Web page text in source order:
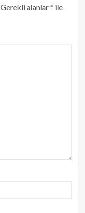
Gerekli alanlar* ile